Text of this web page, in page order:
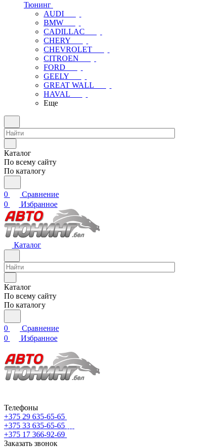
Тюнинг
AUDI
BMW
CADILLAC
CHERY
CHEVROLET
CITROEN
FORD
GEELY
GREAT WALL
HAVAL
Еще
Каталог
По всему сайту
По каталогу
0
Сравнение
0
Избранное
Каталог
Каталог
По всему сайту
По каталогу
0
Сравнение
0
Избранное
Телефоны
+375 29 635-65-65
+375 33 635-65-65
+375 17 366-92-69
Заказать звонок